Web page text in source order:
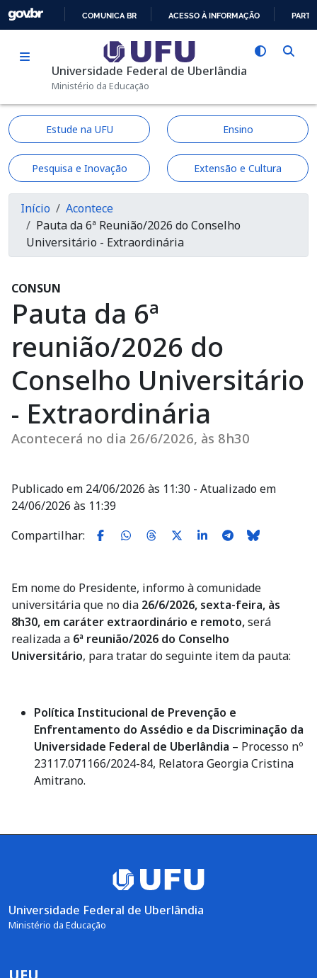
Pular para o conteúdo principal
PARA
O
COMUNICA BR ACESSO À INFORMAÇÃO
Universidade Federal de Uberlândia
Ministério da Educação
Estude na UFU Ensino
Pesquisa e Inovação Extensão e Cultura
Trilha de navegação
Início
Acontece
Pauta da 6ª Reunião/2026 do Conselho
Universitário - Extraordinária
CONSUN
Pauta da 6ª
reunião/2026 do
Conselho Universitário
- Extraordinária
Acontecerá no dia 26/6/2026, às 8h30
Publicado em 24/06/2026 às 11:30 - Atualizado em
24/06/2026 às 11:39
Compartilhar:
Em nome do Presidente, informo à comunidade
universitária que no dia 26/6/2026, sexta-feira, às
8h30, em caráter extraordinário e remoto,será
realizada a 6ª reunião/2026 do Conselho
Universitário, para tratar do seguinte item da pauta:
Política Institucional de Prevenção e
Enfrentamento do Assédio e da Discriminação da
Universidade Federal de Uberlândia – Processo nº
23117.071166/2024-84, Relatora Georgia Cristina
Amitrano.
Universidade Federal de Uberlândia
Ministério da Educação